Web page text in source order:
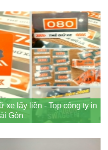
xe lấy liền - Top công ty in
Gòn